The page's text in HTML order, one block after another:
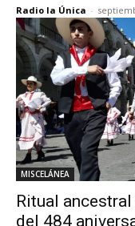
Radio la Única -
MISCELÁNEA
Ritual
del 484